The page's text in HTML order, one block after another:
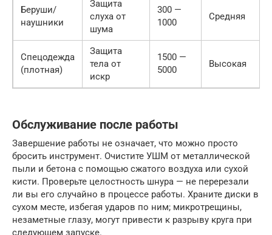
Беруши/
наушники
Защита
слуха от
шума
300 —
1000
Средняя
Спецодежда
(плотная)
Защита
тела от
искр
1500 —
5000
Высокая
Обслуживание после работы
Завершение работы не означает, что можно просто
бросить инструмент. Очистите УШМ от металлической
пыли и бетона с помощью сжатого воздуха или сухой
кисти. Проверьте целостность шнура — не перерезали
ли вы его случайно в процессе работы. Храните диски в
сухом месте, избегая ударов по ним; микротрещины,
незаметные глазу, могут привести к разрыву круга при
следующем запуске.